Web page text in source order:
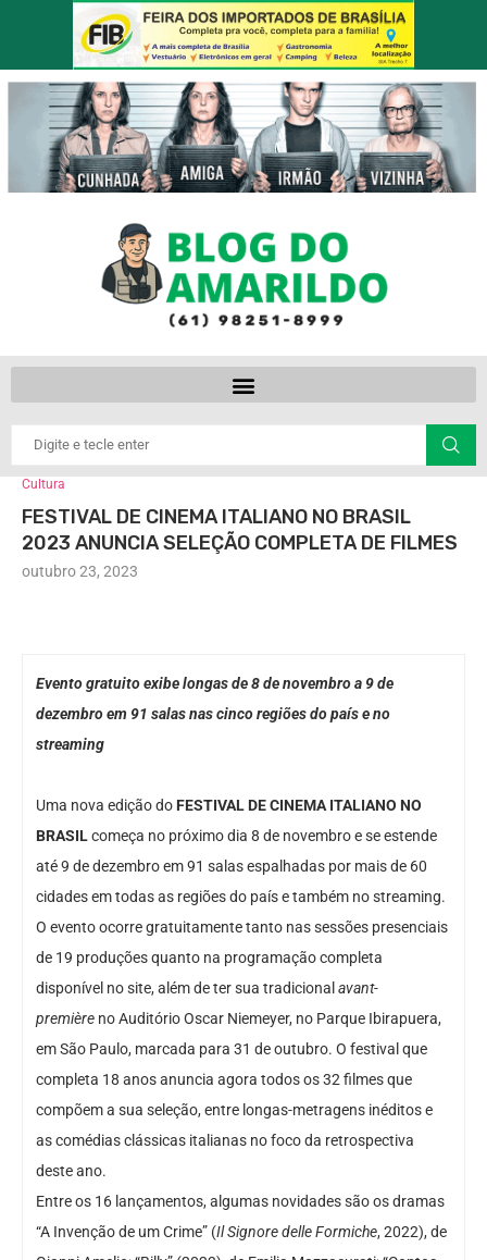
Cultura
FESTIVAL DE CINEMA ITALIANO NO BRASIL
2023 ANUNCIA SELEÇÃO COMPLETA DE FILMES
outubro 23, 2023
Evento gratuito exibe longas de 8 de novembro a 9 de
dezembro em 91 salas nas cinco regiões do país e no
streaming
Uma nova edição do FESTIVAL DE CINEMA ITALIANO NO
BRASILcomeça no próximo dia 8 de novembro e se estende
até 9 de dezembro em 91 salas espalhadas por mais de 60
cidades em todas as regiões do país e também no streaming.
O evento ocorre gratuitamente tanto nas sessões presenciais
de 19 produções quanto na programação completa
disponível no site, além de ter sua tradicional avant-
première no Auditório Oscar Niemeyer, no Parque Ibirapuera,
em São Paulo, marcada para 31 de outubro. O festival que
completa 18 anos anuncia agora todos os 32 filmes que
compõem a sua seleção, entre longas-metragens inéditos e
as comédias clássicas italianas no foco da retrospectiva
deste ano.
Entre os 16 lançamentos, algumas novidades são os dramas
“A Invenção de um Crime” (Il Signore delle Formiche, 2022), de